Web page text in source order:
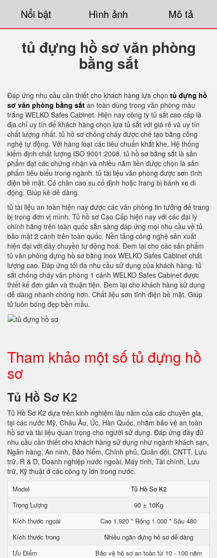
Nổi bật Hình ảnh Mô tả
tủ đựng hồ sơ văn phòng
bằng sắt
Đáp ứng nhu cầu cần thiết cho khách hàng lựa chọn tủ đựng hồ
sơ văn phòng bằng sắt an toàn dùng trong văn phòng màu
trắng WELKO Safes Cabinet. Hiện nay công ty tủ sắt cao cấp là
địa chỉ uy tín để khách hàng chọn lựa tủ sắt với giá rẻ và uy tín
chất lượng nhất. tủ hồ sơ chống cháy được chế tạo bằng công
nghệ tự động. Với hàng loạt các tiêu chuẩn khắt khe. Hệ thống
kiểm định chất lượng ISO 9001:2008. tủ hồ sơ bằng sắt là sản
phẩm đạt các chứng nhận và nhiều năm liền được chọn là sản
phẩm tiêu biểu trong ngành. tủ tài liệu văn phòng được sơn tĩnh
điện bề mặt. Có chân cao su cố định hoặc trang bị bánh xe di
động. Giúp kê dễ dàng.
tủ tài liệu an toàn hiện nay được các văn phòng tin tưởng để trang
bị trong đơn vị mình. Tủ hồ sơ Cao Cấp hiện nay với các đại lý
chính hãng trên toàn quốc sẵn sàng đáp ứng mọi nhu cầu về tủ
bảo mật 2 cánh trên toàn quốc. Nền tảng công nghệ sản xuất
hiện đại với dây chuyền tự động hoá. Đem lại cho các sản phẩm
tủ văn phòng đựng hồ sơ bằng inox WELKO Safes Cabinet chất
lượng cao. Đáp ứng tối đa nhu cầu sử dụng của khách hàng. tủ
sắt chống cháy văn phòng 1 cánh WELKO Safes Cabinet được
thiết kế đơn giản và thuận tiện. Đem lại cho khách hàng sử dụng
dễ dàng nhanh chóng hơn. Chất liệu sơn tĩnh điện bề mặt. Giúp
tủ luôn bóng đẹp bền mầu.
Tham khảo một số tủ đựng hồ
sơ
Tủ Hồ Sơ K2
Tủ Hồ Sơ K2 dựa trên kinh nghiệm lâu năm của các chuyên gia,
tại các nước Mỹ, Châu Âu, Úc, Hàn Quốc, nhằm bảo vệ an toàn
hồ sơ và tài liệu quan trọng cho người sử dụng. Đáp ứng đầy đủ
nhu cầu cần thiết cho khách hàng sử dụng như ngành khách sạn,
Ngân hàng, An ninh, Bảo hiểm, Chính phủ, Quân đội, CNTT, Lưu
trữ, R & D, Doanh nghiệp nước ngoài, Máy tính, Tài chính, Lưu
trữ, Kỹ thuật ở các công ty lớn trong nước.
Model
Tủ Hồ Sơ K2
Trọng Lượng
90 ± 10Kg
Kích thước ngoài
Cao 1.920 * Rộng 1.000 * Sâu 480
Kích thước trong
Nhiều ngăn đựng hồ sơ dễ dàng
Ưu Điểm
Bảo vệ hồ sơ an toàn từ 10 - 100 năm